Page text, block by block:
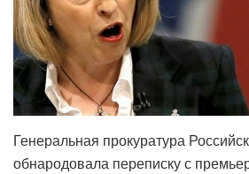
Генеральная прокуратура
обнародовала переписку с